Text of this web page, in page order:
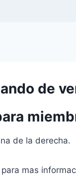
de
de la derecha.
mas